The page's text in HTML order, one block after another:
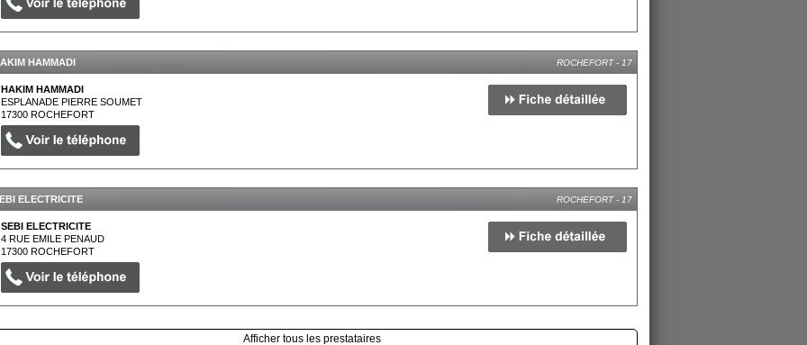
HAMMADI ROCHEFORT - 17
HAKIM HAMMADI
ESPLANADE PIERRE SOUMET
17300ROCHEFORT
ELECTRICITE ROCHEFORT - 17
SEBI ELECTRICITE
4 RUE EMILE PENAUD
17300ROCHEFORT
Afficher tous les prestataires